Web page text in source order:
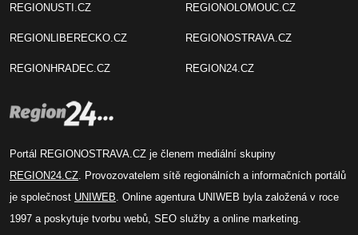
REGIONUSTI.CZ
REGIONLIBERECKO.CZ
REGIONHRADEC.CZ
REGIONOLOMOUC.CZ
REGIONOSTRAVA.CZ
REGION24.CZ
Portál REGIONOSTRAVA.CZ je členem mediální skupiny
REGION24.CZ . Provozovatelem sítě regionálních a informačních portálů
je společnost UNIWEB . Online agentura UNIWEB byla založená v roce
1997 a poskytuje tvorbu webů, SEO služby a online marketing.